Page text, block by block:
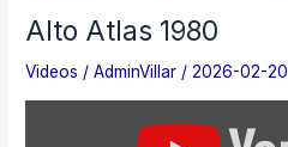
Alto Atlas 1980
Videos /AdminVillar /2026-02-20